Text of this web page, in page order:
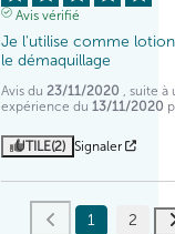
Avis vérifié
Je l'utilise comme
le démaquillage
Avis du 23/11/2020
, suite à
expérience du 13/11/2020
UTILE(2) Signaler
1 2